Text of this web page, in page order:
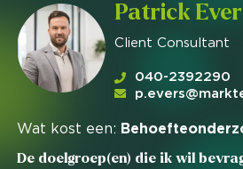
Patrick
Client Consultant
040-2392290
Wat kost een:
De doelgroep(en) die ik wil